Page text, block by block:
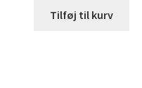
Tilføj til kurv